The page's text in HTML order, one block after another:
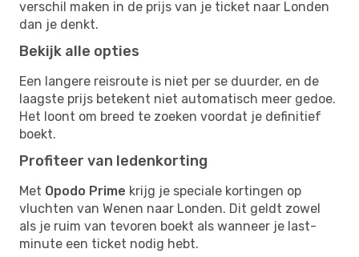
verschil maken in de prijs van je ticket naar Londen
dan je denkt.
Bekijk alle opties
Een langere reisroute is niet per se duurder, en de
laagste prijs betekent niet automatisch meer gedoe.
Het loont om breed te zoeken voordat je definitief
boekt.
Profiteer van ledenkorting
Met Opodo Prime krijg je speciale kortingen op
vluchten van Wenen naar Londen. Dit geldt zowel
als je ruim van tevoren boekt als wanneer je last-
minute een ticket nodig hebt.